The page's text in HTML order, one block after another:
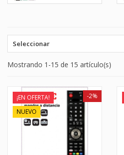
Seleccionar
Mostrando 1-15 de 15 artículo(s)
¡EN OFERTA!
NUEVO
-2%